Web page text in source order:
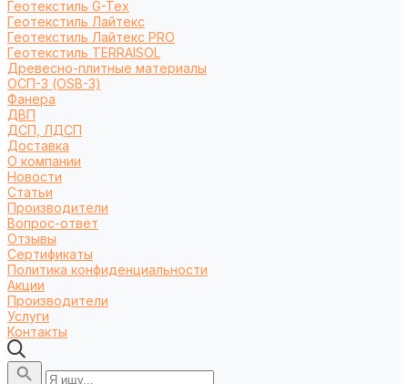
Геотекстиль G-Tex
Геотекстиль Лайтекс
Геотекстиль Лайтекс PRO
Геотекстиль TERRAISOL
Древесно-плитные материалы
ОСП-3 (OSB-3)
Фанера
ДВП
ДСП, ЛДСП
Доставка
О компании
Новости
Статьи
Производители
Вопрос-ответ
Отзывы
Сертификаты
Политика конфиденциальности
Акции
Производители
Услуги
Контакты